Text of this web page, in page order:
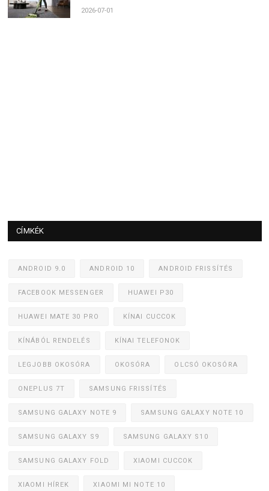
2026-07-01
CÍMKÉK
ANDROID 9.0 ANDROID 10 ANDROID FRISSÍTÉS
FACEBOOK MESSENGER HUAWEI P30
HUAWEI MATE 30 PRO KÍNAI CUCCOK
KÍNÁBÓL RENDELÉS KÍNAI TELEFONOK
LEGJOBB OKOSÓRA OKOSÓRA OLCSÓ OKOSÓRA
ONEPLUS 7T SAMSUNG FRISSÍTÉS
SAMSUNG GALAXY NOTE 9 SAMSUNG GALAXY NOTE 10
SAMSUNG GALAXY S9 SAMSUNG GALAXY S10
SAMSUNG GALAXY FOLD XIAOMI CUCCOK
XIAOMI HÍREK XIAOMI MI NOTE 10